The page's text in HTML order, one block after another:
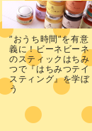
”おうち時間”を有意
義に！ビーネビーネ
のスティックはちみ
つで『はちみつテイ
スティング』を学ぼ
う